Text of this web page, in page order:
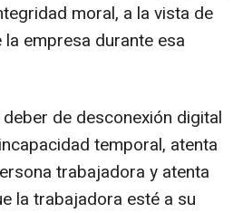
moral, a la vista de
empresa durante esa
de desconexión digital
temporal, atenta
trabajadora y atenta
la trabajadora esté a su